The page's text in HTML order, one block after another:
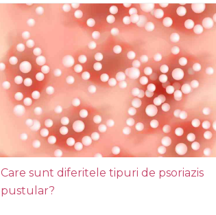
Care sunt diferitele tipuri de psoriazis
pustular?